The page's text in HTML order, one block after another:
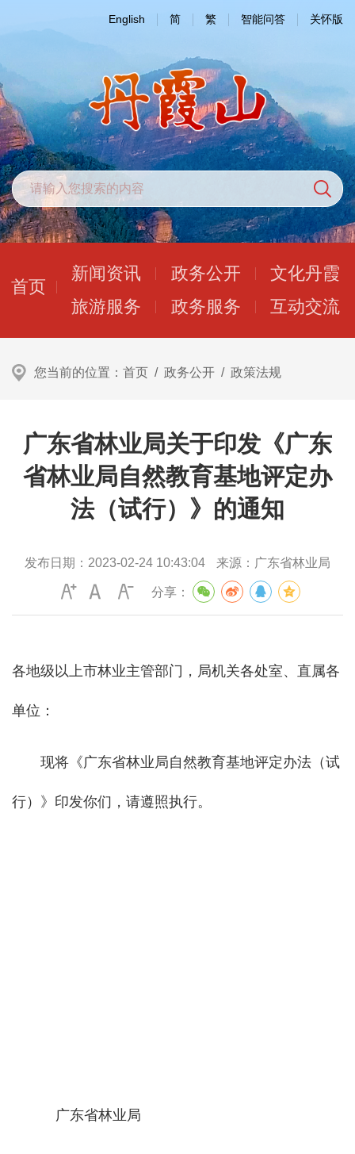
English 简 繁 智能问答 关怀版
首页
新闻资讯 政务公开
文化丹霞
旅游服务
政务服务 互动交流
您当前的位置： 首页 / 政务公开 / 政策法规
广东省林业局关于印发《广东
省林业局自然教育基地评定办
法（试行）》的通知
发布日期： 2023-02-24 10:43:04 来源： 广东省林业局
分享：
各地级以上市林业主管部门，局机关各处室、直属各
单位：
现将《广东省林业局自然教育基地评定办法（试
行）》印发你们，请遵照执行。
广东省林业局